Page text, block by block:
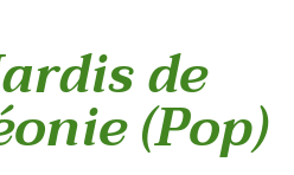
de
(Pop)